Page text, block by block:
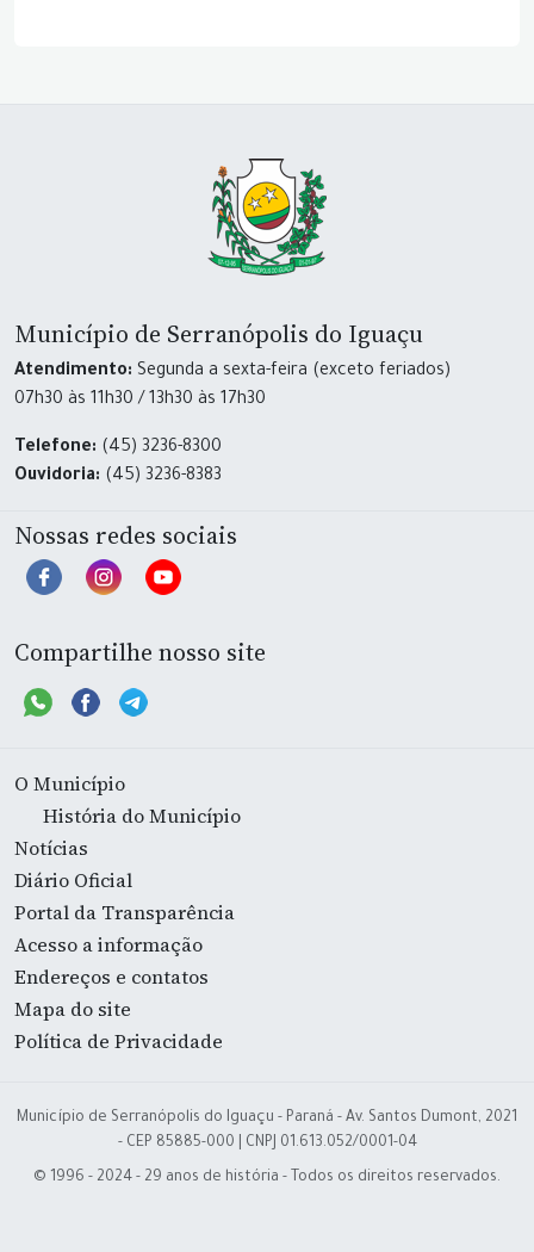
Município de Serranópolis do Iguaçu
Atendimento: Segunda a sexta-feira (exceto feriados)
07h30 às 11h30 / 13h30 às 17h30
Telefone: (45) 3236-8300
Ouvidoria: (45) 3236-8383
Nossas redes sociais
Compartilhe nosso site
O Município
História do Município
Notícias
Diário Oficial
Portal da Transparência
Acesso a informação
Endereços e contatos
Mapa do site
Política de Privacidade
Município de Serranópolis do Iguaçu - Paraná - Av. Santos Dumont, 2021
- CEP 85885-000 | CNPJ 01.613.052/0001-04
© 1996 - 2024 - 29 anos de história - Todos os direitos reservados.